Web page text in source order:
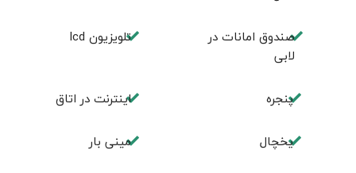
صندوق امانات در
لابی
تلویزیون lcd
پنجره اینترنت در اتاق
یخچال مینی بار